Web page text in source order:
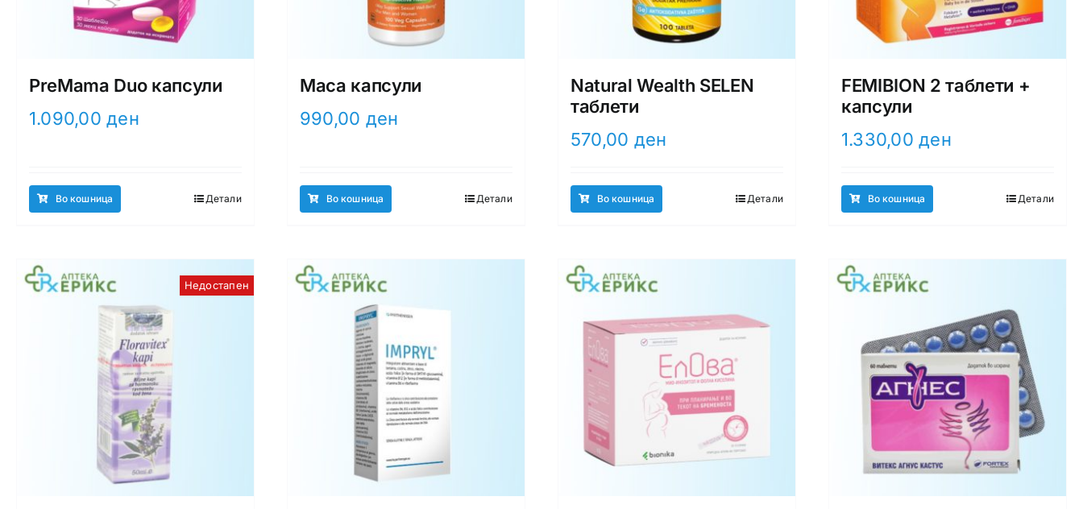
PreMama Duo капсули
1.090,00ден
Во кошница Детали
Maca капсули
990,00 ден
Во кошница Детали
Natural Wealth SELEN
таблети
570,00 ден
Во кошница Детали
FEMIBION 2 таблети +
капсули
1.330,00ден
Во кошница Детали
Недостапен